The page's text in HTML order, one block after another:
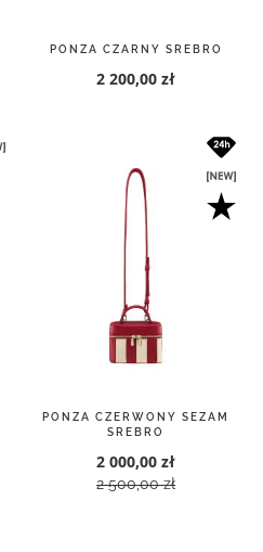
PONZA CZARNY SREBRO
2 200,00 zł
PONZA CZERWONY SEZAM
SREBRO
2 000,00 zł
2 500,00 zł